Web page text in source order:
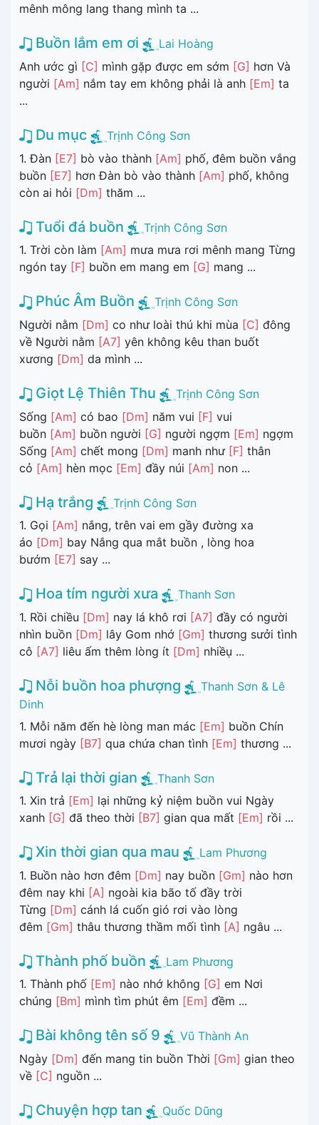
mênh mông lang thang mình ta ...
Buồn lắm em ơi
Lai Hoàng
Anh ước gì [C] mình gặp được em sớm [G] hơn Và
người [Am] nắm tay em không phải là anh [Em] ta
...
Du mục
Trịnh Công Sơn
1. Đàn [E7] bò vào thành [Am] phố, đêm buồn vắng
buồn [E7] hơn Đàn bò vào thành [Am] phố, không
còn ai hỏi [Dm] thăm ...
Tuổi đá buồn
Trịnh Công Sơn
1. Trời còn làm [Am] mưa mưa rơi mênh mang Từng
ngón tay [F] buồn em mang em [G] mang ...
Phúc Âm Buồn
Trịnh Công Sơn
Người nằm [Dm] co như loài thú khi mùa [C] đông
về Người nằm [A7] yên không kêu than buốt
xương [Dm] da mình ...
Giọt Lệ Thiên Thu
Trịnh Công Sơn
Sống [Am] có bao [Dm] năm vui [F] vui
buồn [Am] buồn người [G] người ngợm [Em] ngợm
Sống [Am] chết mong [Dm] manh như [F] thân
cỏ [Am] hèn mọc [Em] đầy núi [Am] non ...
Hạ trắng
Trịnh Công Sơn
1. Gọi [Am] nắng, trên vai em gầy đường xa
áo [Dm] bay Nắng qua mắt buồn , lòng hoa
bướm [E7] say ...
Hoa tím người xưa
Thanh Sơn
1. Rồi chiều [Dm] nay lá khô rơi [A7] đầy có người
nhìn buồn [Dm] lây Gom nhớ [Gm] thương sưởi tình
cô [A7] liêu ấm thêm lòng ít [Dm] nhiềụ ...
Nỗi buồn hoa phượng
Thanh Sơn & Lê
Dinh
1. Mỗi năm đến hè lòng man mác [Em] buồn Chín
mươi ngày [B7] qua chứa chan tình [Em] thương ...
Trả lại thời gian
Thanh Sơn
1. Xin trả [Em] lại những kỷ niệm buồn vui Ngày
xanh [G] đã theo thời [B7] gian qua mất [Em] rồi ...
Xin thời gian qua mau
Lam Phương
1. Buồn nào hơn đêm [Dm] nay buồn [Gm] nào hơn
đêm nay khi [A] ngoài kia bão tố đầy trời
Từng [Dm] cánh lá cuốn gió rơi vào lòng
đêm [Gm] thâu thương thầm mối tình [A] ngâu ...
Thành phố buồn
Lam Phương
1. Thành phố [Em] nào nhớ không [G] em Nơi
chúng [Bm] mình tìm phút êm [Em] đềm ...
Bài không tên số 9
Vũ Thành An
Ngày [Dm] đến mang tin buồn Thời [Gm] gian theo
về [C] nguồn ...
Chuyện hợp tan
Quốc Dũng